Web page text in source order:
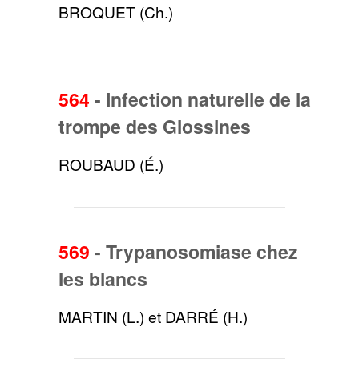
BROQUET (Ch.)
564 - Infection naturelle de la
trompe des Glossines
ROUBAUD (É.)
569 -Trypanosomiase chez
les blancs
MARTIN (L.) et DARRÉ (H.)